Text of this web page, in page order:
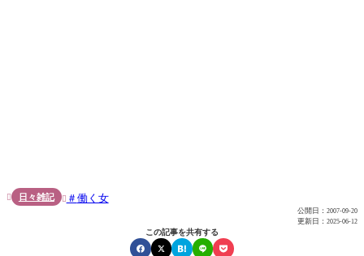
 日々雑記  働く女
公開日： 2007-09-20
更新日： 2025-06-12
この記事を共有する